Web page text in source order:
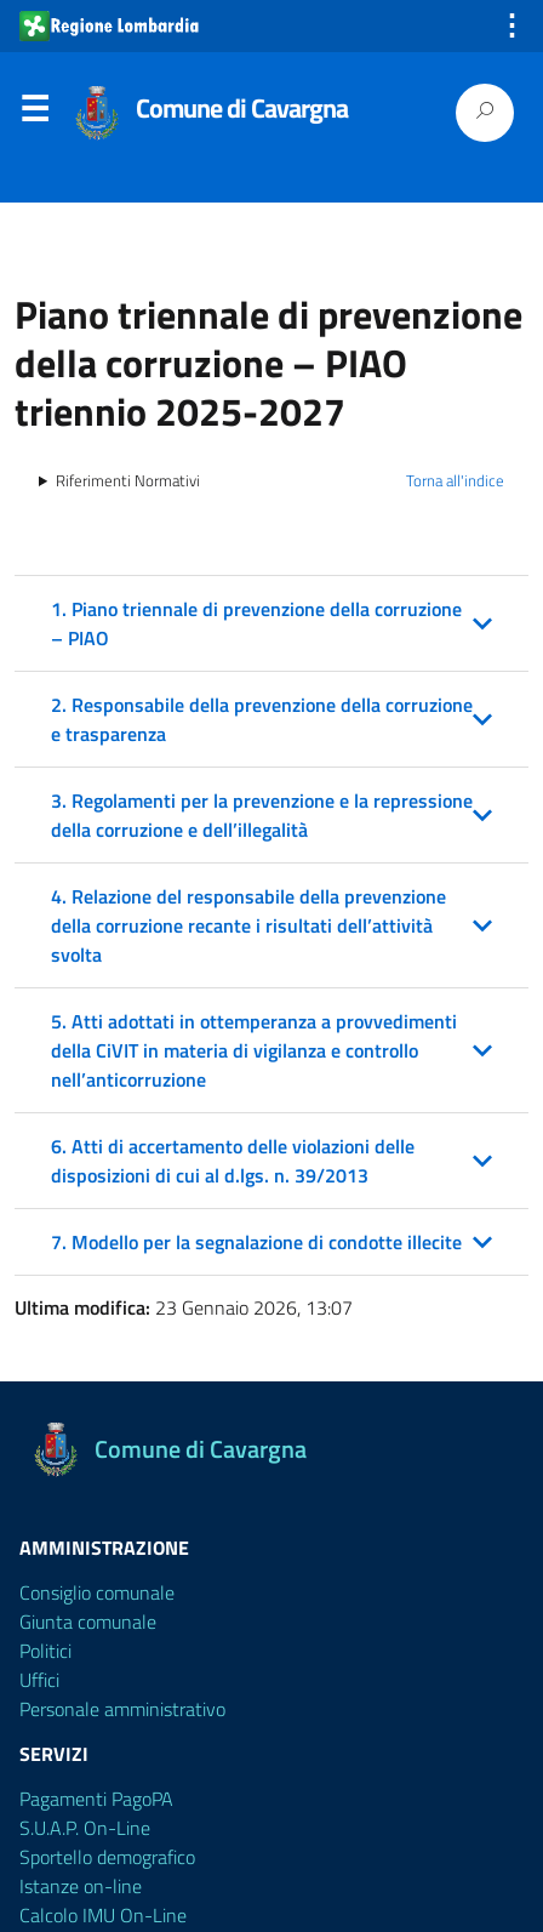
⋮
Comune di Cavargna
Piano triennale di prevenzione
della corruzione – PIAO
triennio 2025-2027
Torna all'indice
Riferimenti Normativi
1. Piano triennale di prevenzione della corruzione
– PIAO
2. Responsabile della prevenzione della corruzione
e trasparenza
3. Regolamenti per la prevenzione e la repressione
della corruzione e dell’illegalità
4. Relazione del responsabile della prevenzione
della corruzione recante i risultati dell’attività
svolta
5. Atti adottati in ottemperanza a provvedimenti
della CiVIT in materia di vigilanza e controllo
nell’anticorruzione
6. Atti di accertamento delle violazioni delle
disposizioni di cui al d.lgs. n. 39/2013
7. Modello per la segnalazione di condotte illecite
Ultima modifica: 23 Gennaio 2026, 13:07
Comune di Cavargna
AMMINISTRAZIONE
Consiglio comunale
Giunta comunale
Politici
Uffici
Personale amministrativo
SERVIZI
Pagamenti PagoPA
S.U.A.P. On-Line
Sportello demografico
Istanze on-line
Calcolo IMU On-Line